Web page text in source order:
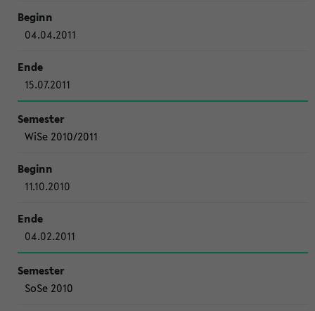
04.04.2011
15.07.2011
WiSe 2010/2011
11.10.2010
04.02.2011
SoSe 2010